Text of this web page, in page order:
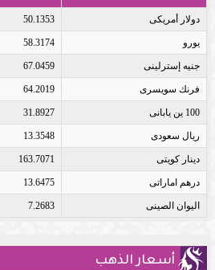
دولار أمريكى 50.1353
يورو 58.3174
جنيه إسترلينى 67.0459
فرنك سويسرى 64.2019
100 ين يابانى 31.8927
ريال سعودى 13.3548
دينار كويتى 163.7071
درهم اماراتى 13.6475
اليوان الصينى 7.2683
أسعار الذهب